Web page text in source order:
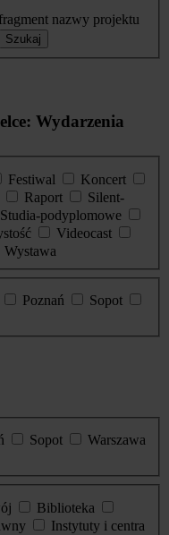
nazwy projektu
Szukaj
Wydarzenia
Festiwal
Koncert
Raport
Silent-
Studia-podyplomowe
Videocast
Wystawa
Poznań
Sopot
Sopot
Warszawa
Biblioteka
Instytuty i centra